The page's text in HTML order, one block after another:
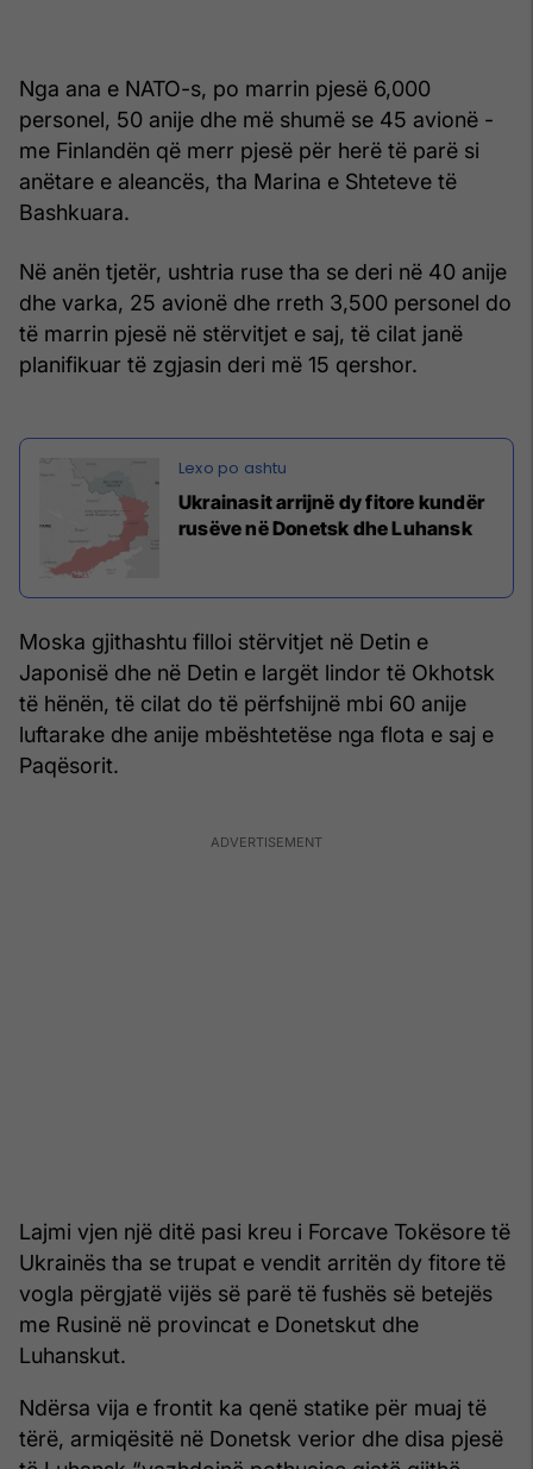
Nga ana e NATO-s, po marrin pjesë 6,000
personel, 50 anije dhe më shumë se 45 avionë -
me Finlandën që merr pjesë për herë të parë si
anëtare e aleancës, tha Marina e Shteteve të
Bashkuara.
Në anën tjetër, ushtria ruse tha se deri në 40 anije
dhe varka, 25 avionë dhe rreth 3,500 personel do
të marrin pjesë në stërvitjet e saj, të cilat janë
planifikuar të zgjasin deri më 15 qershor.
Ukrainasit arrijnë dy fitore kundër
rusëve në Donetsk dhe Luhansk
Moska gjithashtu filloi stërvitjet në Detin e
Japonisë dhe në Detin e largët lindor të Okhotsk
të hënën, të cilat do të përfshijnë mbi 60 anije
luftarake dhe anije mbështetëse nga flota e saj e
Paqësorit.
Lajmi vjen një ditë pasi kreu i Forcave Tokësore të
Ukrainës tha se trupat e vendit arritën dy fitore të
vogla përgjatë vijës së parë të fushës së betejës
me Rusinë në provincat e Donetskut dhe
Luhanskut.
Ndërsa vija e frontit ka qenë statike për muaj të
tërë, armiqësitë në Donetsk verior dhe disa pjesë